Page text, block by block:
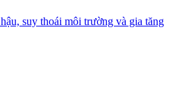
suy thoái môi trường và gia tăng